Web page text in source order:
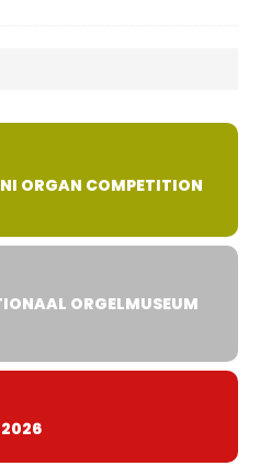
ORGAN COMPETITION
ORGELMUSEUM
2026